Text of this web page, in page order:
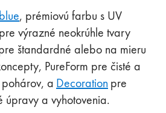
, prémiovú farbu s UV
pre výrazné neokrúhle tvary
štandardné alebo na mieru
PureForm pre čisté a
a Decoration pre
úpravy a vyhotovenia.